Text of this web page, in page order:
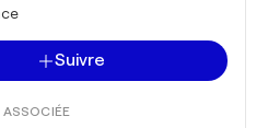
Suivre